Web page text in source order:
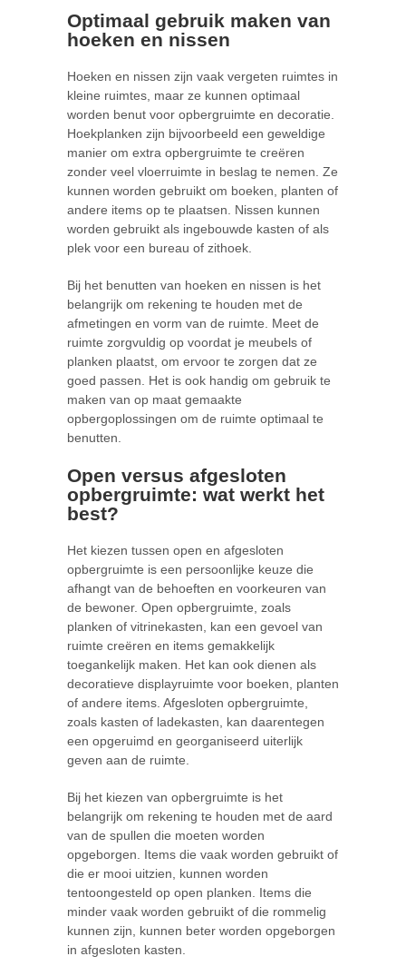
Optimaal gebruik maken van
hoeken en nissen
Hoeken en nissen zijn vaak vergeten ruimtes in
kleine ruimtes, maar ze kunnen optimaal
worden benut voor opbergruimte en decoratie.
Hoekplanken zijn bijvoorbeeld een geweldige
manier om extra opbergruimte te creëren
zonder veel vloerruimte in beslag te nemen. Ze
kunnen worden gebruikt om boeken, planten of
andere items op te plaatsen. Nissen kunnen
worden gebruikt als ingebouwde kasten of als
plek voor een bureau of zithoek.
Bij het benutten van hoeken en nissen is het
belangrijk om rekening te houden met de
afmetingen en vorm van de ruimte. Meet de
ruimte zorgvuldig op voordat je meubels of
planken plaatst, om ervoor te zorgen dat ze
goed passen. Het is ook handig om gebruik te
maken van op maat gemaakte
opbergoplossingen om de ruimte optimaal te
benutten.
Open versus afgesloten
opbergruimte: wat werkt het
best?
Het kiezen tussen open en afgesloten
opbergruimte is een persoonlijke keuze die
afhangt van de behoeften en voorkeuren van
de bewoner. Open opbergruimte, zoals
planken of vitrinekasten, kan een gevoel van
ruimte creëren en items gemakkelijk
toegankelijk maken. Het kan ook dienen als
decoratieve displayruimte voor boeken, planten
of andere items. Afgesloten opbergruimte,
zoals kasten of ladekasten, kan daarentegen
een opgeruimd en georganiseerd uiterlijk
geven aan de ruimte.
Bij het kiezen van opbergruimte is het
belangrijk om rekening te houden met de aard
van de spullen die moeten worden
opgeborgen. Items die vaak worden gebruikt of
die er mooi uitzien, kunnen worden
tentoongesteld op open planken. Items die
minder vaak worden gebruikt of die rommelig
kunnen zijn, kunnen beter worden opgeborgen
in afgesloten kasten.